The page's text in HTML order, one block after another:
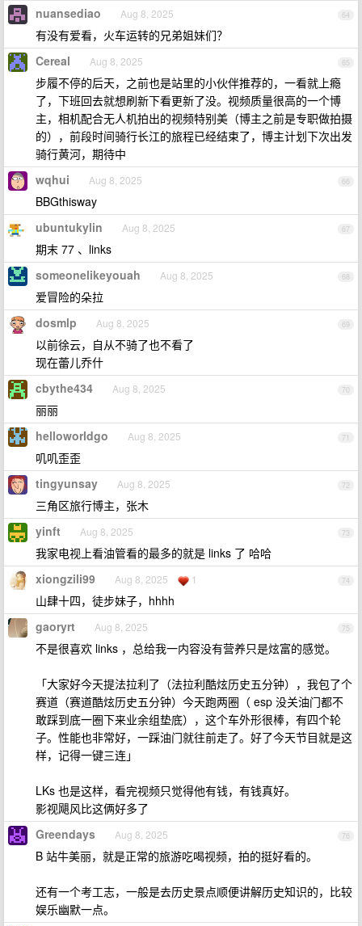
64
nuansediao Aug 8, 2025
有没有爱看，火车运转的兄弟姐妹们？
65
Cereal Aug 8, 2025
步履不停的后天，之前也是站里的小伙伴推荐的，一看就上瘾
了，下班回去就想刷新下看更新了没。视频质量很高的一个博
主，相机配合无人机拍出的视频特别美（博主之前是专职做拍摄
的），前段时间骑行长江的旅程已经结束了，博主计划下次出发
骑行黄河，期待中
66
wqhui Aug 8, 2025
BBGthisway
67
ubuntukylin Aug 8, 2025
期末 77 、links
68
someonelikeyouah Aug 8, 2025
爱冒险的朵拉
69
dosmlp Aug 8, 2025
以前徐云，自从不骑了也不看了
现在蕾儿乔什
70
cbythe434 Aug 8, 2025
丽丽
71
helloworldgo Aug 8, 2025
叽叽歪歪
72
tingyunsay Aug 8, 2025
三角区旅行博主，张木
73
yinft Aug 8, 2025
我家电视上看油管看的最多的就是 links 了 哈哈
74
xiongzili99 Aug 8, 2025 1
山肆十四，徒步妹子，hhhh
75
gaoryrt Aug 8, 2025
不是很喜欢 links ，总给我一内容没有营养只是炫富的感觉。
「大家好今天提法拉利了（法拉利酷炫历史五分钟），我包了个
赛道（赛道酷炫历史五分钟）今天跑两圈（ esp 没关油门都不
敢踩到底一圈下来业余组垫底），这个车外形很棒，有四个轮
子。性能也非常好，一踩油门就往前走了。好了今天节目就是这
样，记得一键三连」
LKs 也是这样，看完视频只觉得他有钱，有钱真好。
影视飓风比这俩好多了
76
Greendays Aug 8, 2025
B 站牛美丽，就是正常的旅游吃喝视频，拍的挺好看的。
还有一个考工志，一般是去历史景点顺便讲解历史知识的，比较
娱乐幽默一点。